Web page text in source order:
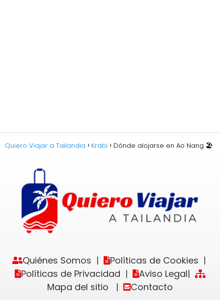
Quiero Viajar a Tailandia Krabi Dónde alojarse en Ao Nang 🏖️
Quiénes Somos | Políticas de Cookies |
Políticas de Privacidad | Aviso Legal|
Mapa del sitio | Contacto